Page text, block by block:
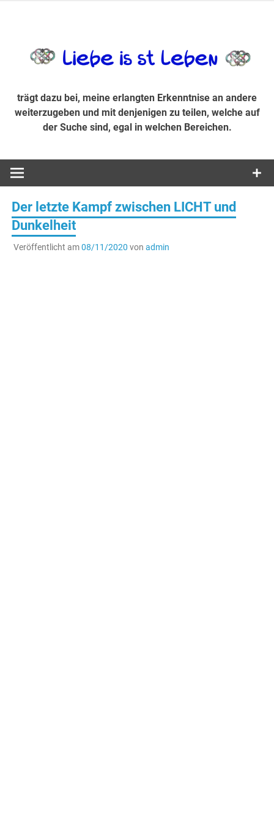
Suche sind, egal in welchen Bereichen.
trägt dazu bei, meine erlangten Erkenntnise an andere
weiterzugeben und mit denjenigen zu teilen, welche auf
der Suche sind, egal in welchen Bereichen.
Der letzte Kampf zwischen LICHT und
Dunkelheit
Veröffentlicht am08/11/2020 von admin